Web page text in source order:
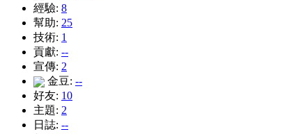
經驗: 8
幫助: 25
技術: 1
貢獻: --
宣傳: 2
金豆: --
好友: 10
主題: 2
日誌: --